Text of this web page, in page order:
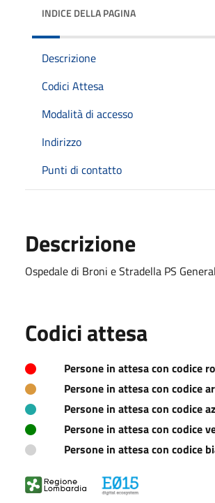
INDICE DELLA PAGINA
Descrizione
Codici Attesa
Modalità di accesso
Indirizzo
Punti di contatto
Descrizione
Ospedale di Broni e Stradella PS
Codici attesa
Persone in attesa con codice
Persone in attesa con codice
Persone in attesa con codice
Persone in attesa con codice
Persone in attesa con codice